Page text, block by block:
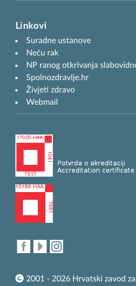
Linkovi
Suradne ustanove
Neću rak
NP ranog otkrivanja
Spolnozdravlje.hr
Živjeti zdravo
Webmail
2001 - 2026 Hrvatski zavod